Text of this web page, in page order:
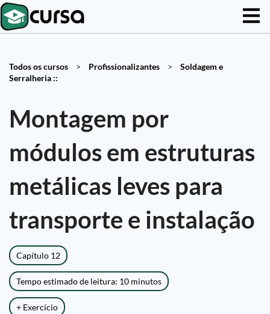
Todos os cursos > Profissionalizantes >
Soldagem e
Serralheria ::
Montagem por
módulos em estruturas
metálicas leves para
transporte e instalação
Capítulo 12
Tempo estimado de leitura: 10 minutos
+ Exercício